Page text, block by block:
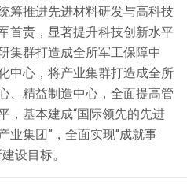
筹推进先进材料研发与高科技
首责，显著提升科技创新水平
集群打造成全所军工保障中
中心，将产业集群打造成全所
、精益制造中心，全面提高管
，基本建成“国际领先的先进
业集团”，全面实现“成就事
设目标。